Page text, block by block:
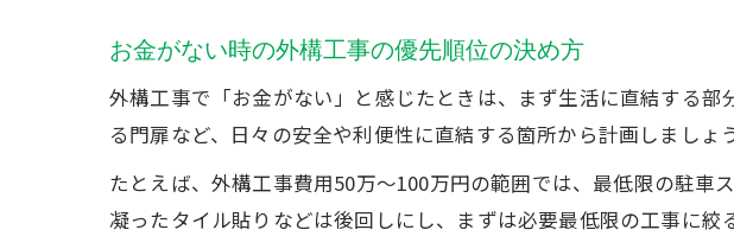
コンクリートを賢く
外構工事でコ
タイヤ跡部分
外構工事で砂
コンクリート
お金がない時の外構工事の優先順位の決め方
外構工事で「お金がない」と感じたときは、まず生活に直結する
る門扉など、日々の安全や利便性に直結する箇所から計画しましょう
たとえば、外構工事費用50万～100万円の範囲では、最低限の駐車
凝ったタイル貼りなどは後回しにし、まずは必要最低限の工事に絞